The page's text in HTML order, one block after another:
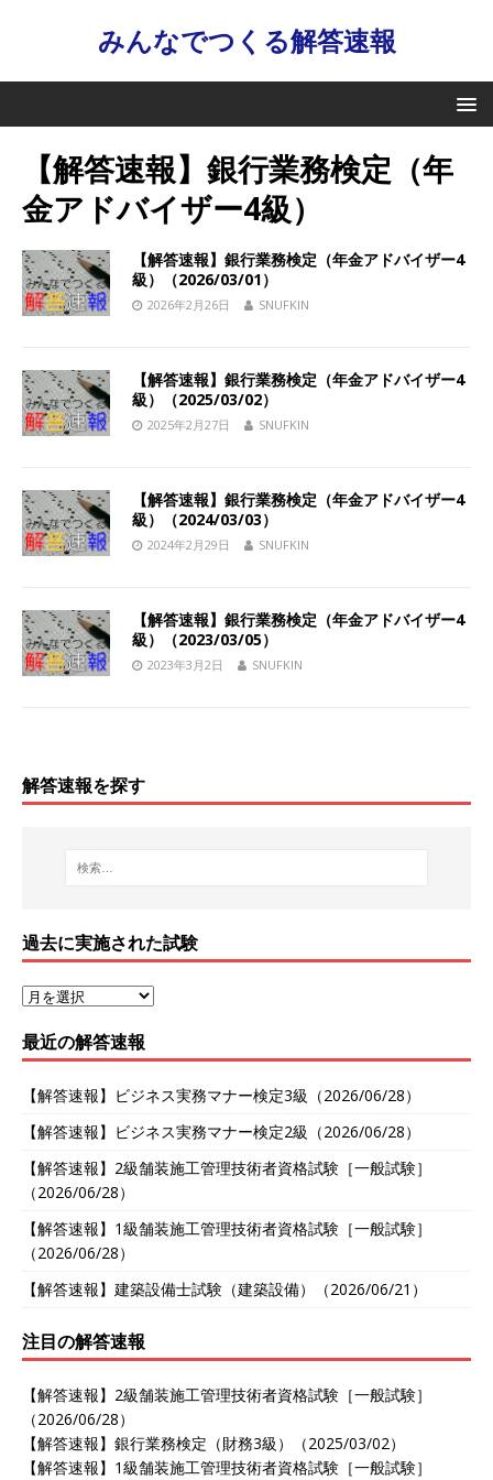
みんなでつくる解答速報
【解答速報】銀行業務検定（年
金アドバイザー4級）
【解答速報】銀行業務検定（年金アドバイザー4
級）（2026/03/01）
2026年2月26日 SNUFKIN
【解答速報】銀行業務検定（年金アドバイザー4
級）（2025/03/02）
2025年2月27日 SNUFKIN
【解答速報】銀行業務検定（年金アドバイザー4
級）（2024/03/03）
2024年2月29日 SNUFKIN
【解答速報】銀行業務検定（年金アドバイザー4
級）（2023/03/05）
2023年3月2日 SNUFKIN
解答速報を探す
過去に実施された試験
最近の解答速報
【解答速報】ビジネス実務マナー検定3級（2026/06/28）
【解答速報】ビジネス実務マナー検定2級（2026/06/28）
【解答速報】2級舗装施工管理技術者資格試験［一般試験］
（2026/06/28）
【解答速報】1級舗装施工管理技術者資格試験［一般試験］
（2026/06/28）
【解答速報】建築設備士試験（建築設備）（2026/06/21）
注目の解答速報
【解答速報】2級舗装施工管理技術者資格試験［一般試験］
（2026/06/28）
【解答速報】銀行業務検定（財務3級）（2025/03/02）
【解答速報】1級舗装施工管理技術者資格試験［一般試験］